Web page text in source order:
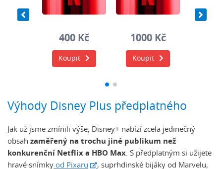
400 Kč
Koupit
1000 Kč
Koupit
Výhody Disney Plus předplatného
Jak už jsme zmínili výše, Disney+ nabízí zcela jedinečný
obsah zaměřený na trochu jiné publikum než
konkurenční Netflix a HBO Max. S předplatným si užijete
hravé snímky od Pixaru
, suprhdinské bijáky od Marvelu,